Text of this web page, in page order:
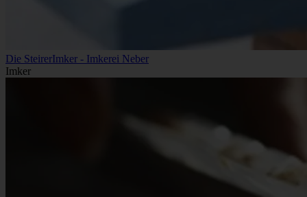
Die SteirerImker - Imkerei Neber
Imker